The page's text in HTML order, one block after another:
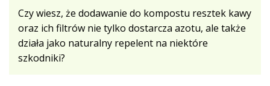
Czy wiesz, że dodawanie do kompostu resztek kawy
oraz ich filtrów nie tylko dostarcza azotu, ale także
działa jako naturalny repelent na niektóre
szkodniki?